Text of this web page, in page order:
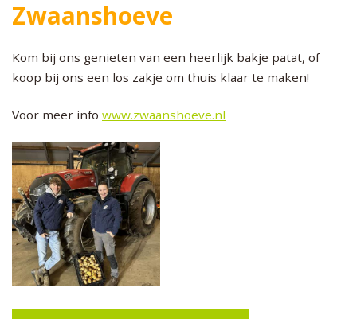
Zwaanshoeve
Kom bij ons genieten van een heerlijk bakje patat, of
koop bij ons een los zakje om thuis klaar te maken!
Voor meer info www.zwaanshoeve.nl
Kookplein Oogstfeest Meppen
Roofvogeldemonstratie